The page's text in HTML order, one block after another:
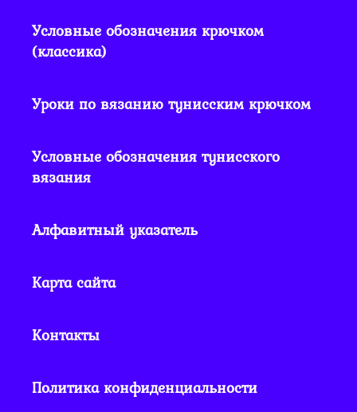
Условные обозначения крючком
(классика)
Уроки по вязанию тунисским крючком
Условные обозначения тунисского
вязания
Алфавитный указатель
Карта сайта
Контакты
Политика конфиденциальности